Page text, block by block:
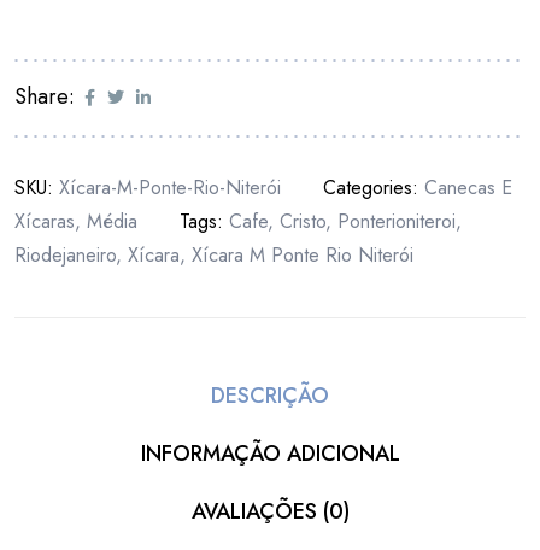
Share:
SKU: Xícara-M-Ponte-Rio-Niterói Categories: Canecas E
Xícaras, Média Tags: Cafe, Cristo, Ponterioniteroi,
Riodejaneiro, Xícara, Xícara M Ponte Rio Niterói
DESCRIÇÃO
INFORMAÇÃO ADICIONAL
AVALIAÇÕES (0)